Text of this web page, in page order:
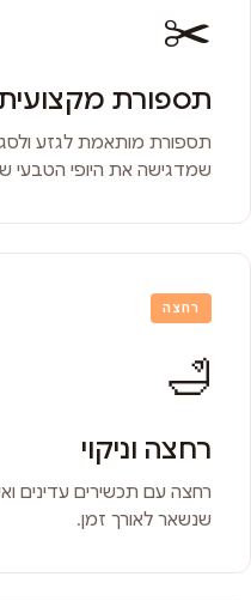
✂️
תספורת
תספורת מותאמת לגזע
שמדגישה את היופי הטבעי
רחצה
🛁
רחצה וניקוי
רחצה עם תכשירים עדינים
שנשאר לאורך זמן.